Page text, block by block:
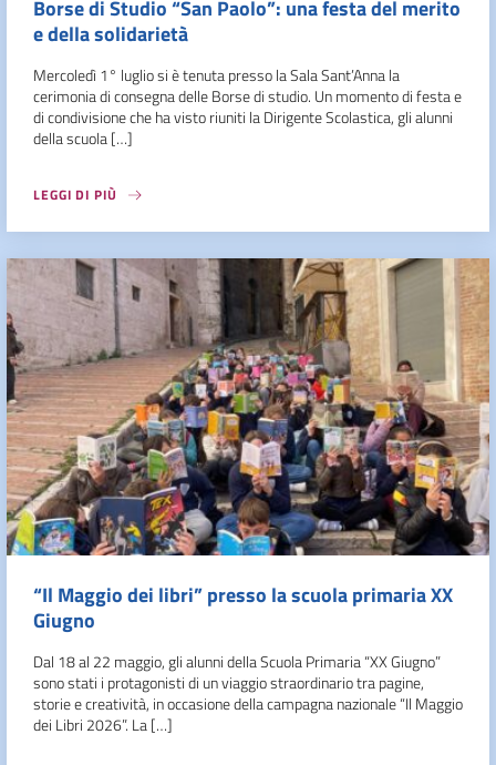
Borse di Studio “San Paolo”: una festa del merito
e della solidarietà
Mercoledì 1° luglio si è tenuta presso la Sala Sant’Anna la
cerimonia di consegna delle Borse di studio. Un momento di festa e
di condivisione che ha visto riuniti la Dirigente Scolastica, gli alunni
della scuola […]
LEGGI DI PIÙ
“Il Maggio dei libri” presso la scuola primaria XX
Giugno
Dal 18 al 22 maggio, gli alunni della Scuola Primaria “XX Giugno”
sono stati i protagonisti di un viaggio straordinario tra pagine,
storie e creatività, in occasione della campagna nazionale “Il Maggio
dei Libri 2026”. La […]